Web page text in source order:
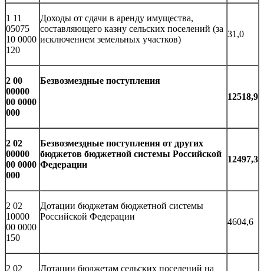
1 11
05075
10 0000
120
Доходы от сдачи в аренду имущества,
составляющего казну сельских поселений (за
исключением земельных участков)
31,0
2 00
00000
00 0000
000
Безвозмездные поступления
12518,9
2 02
00000
00 0000
000
Безвозмездные поступления от других
бюджетов бюджетной системы Российской
Федерации
12497,3
2 02
10000
00 0000
150
Дотации бюджетам бюджетной системы
Российской Федерации
4604,6
2 02
Дотации бюджетам сельских поселений на